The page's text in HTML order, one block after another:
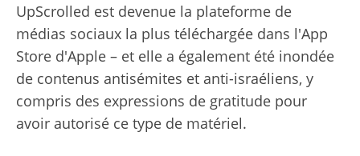
UpScrolled est devenue la plateforme de
médias sociaux la plus téléchargée dans l'App
Store d'Apple – et elle a également été inondée
de contenus antisémites et anti-israéliens, y
compris des expressions de gratitude pour
avoir autorisé ce type de matériel.